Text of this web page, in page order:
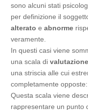
sono alcuni stati
per definizione il
alterato eabnorme
veramente.
In questi casi viene
una scala divalutazione
una striscia alle cui
completamente
Questa scala viene
rappresentare un punto